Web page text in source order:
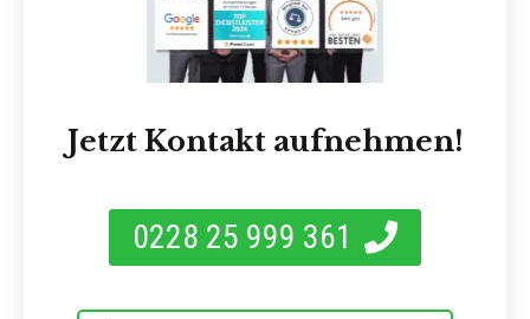
Jetzt Kontakt aufnehmen!
0228 25 999 361